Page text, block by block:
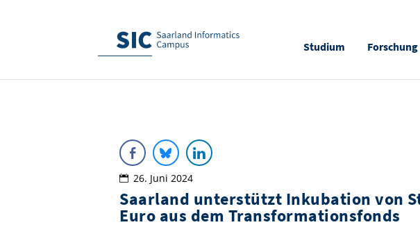
Studium Forschung
26. Juni 2024
Saarland unterstützt Inkubation von
Euro aus dem Transformationsfonds